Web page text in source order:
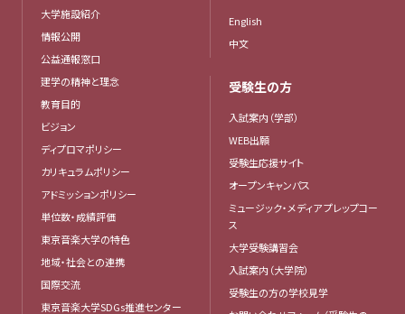
大学施設紹介
情報公開
公益通報窓口
建学の精神と理念
教育目的
ビジョン
ディプロマポリシー
カリキュラムポリシー
アドミッションポリシー
単位数・成績評価
東京音楽大学の特色
地域・社会との連携
国際交流
東京音楽大学SDGs推進センター
English
中文
受験生の方
入試案内（学部）
WEB出願
受験生応援サイト
オープンキャンパス
ミュージック・メディア プレップコー
ス
大学受験講習会
入試案内（大学院）
受験生の方の学校見学